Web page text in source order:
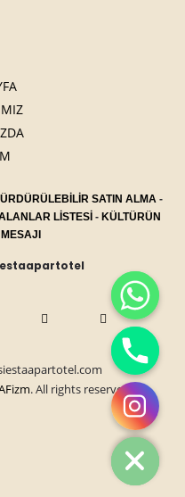
SATIN ALMA -
LİSTESİ - KÜLTÜRÜN
. All rights reserved.